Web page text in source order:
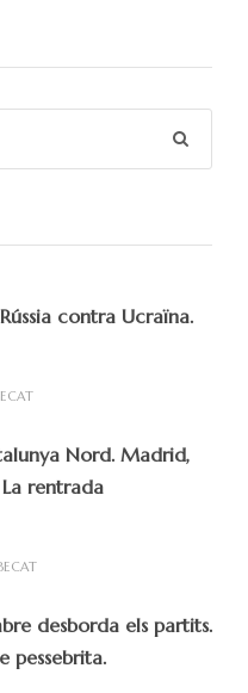
contra Ucraïna.
Nord. Madrid,
La rentrada
desborda els partits.
pessebrita.